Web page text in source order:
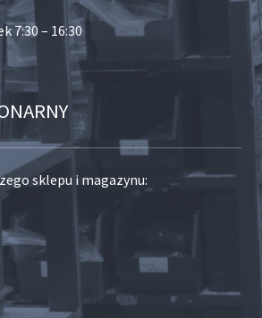
7:30 – 16:30
sklepu i magazynu: